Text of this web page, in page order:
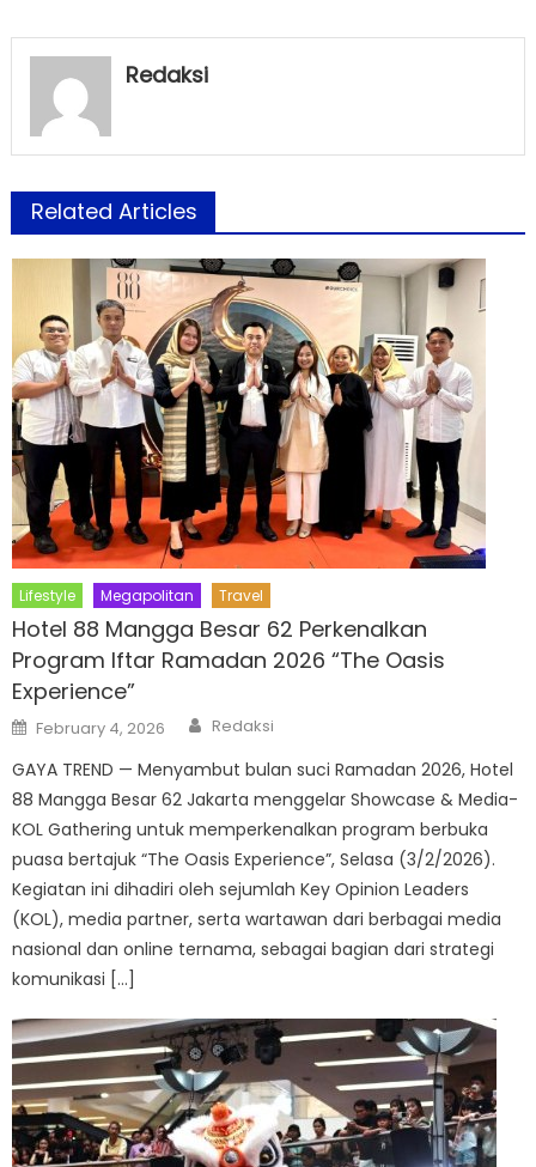
Redaksi
Related Articles
Lifestyle Megapolitan Travel
Hotel 88 Mangga Besar 62 Perkenalkan
Program Iftar Ramadan 2026 “The Oasis
Experience”
Posted
on
February 4, 2026 Author
Redaksi
GAYA TREND — Menyambut bulan suci Ramadan 2026, Hotel
88 Mangga Besar 62 Jakarta menggelar Showcase & Media-
KOL Gathering untuk memperkenalkan program berbuka
puasa bertajuk “The Oasis Experience”, Selasa (3/2/2026).
Kegiatan ini dihadiri oleh sejumlah Key Opinion Leaders
(KOL), media partner, serta wartawan dari berbagai media
nasional dan online ternama, sebagai bagian dari strategi
komunikasi […]